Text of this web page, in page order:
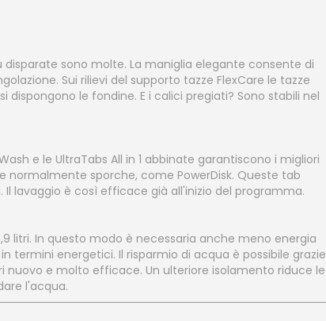
sono molte. La maniglia elegante consente di
Sui rilievi del supporto tazze FlexCare le tazze
dispongono le fondine. E i calici pregiati? Sono stabili nel
e le UltraTabs All in 1 abbinate garantiscono i migliori
normalmente sporche, come PowerDisk. Queste tab
lavaggio è così efficace già all'inizio del programma.
litri. In questo modo è necessaria anche meno energia
termini energetici. Il risparmio di acqua è possibile grazie
e molto efficace. Un ulteriore isolamento riduce le
l'acqua.